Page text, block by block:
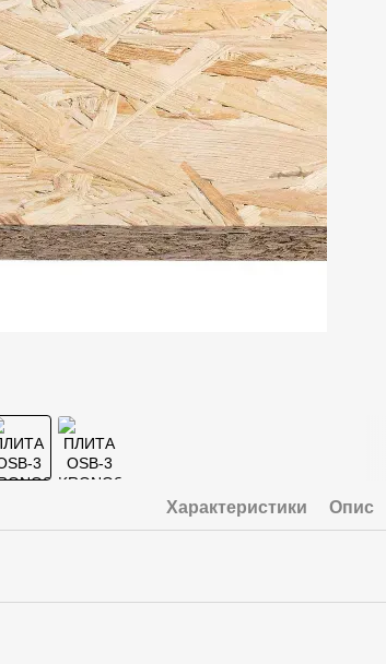
Характеристики Опис